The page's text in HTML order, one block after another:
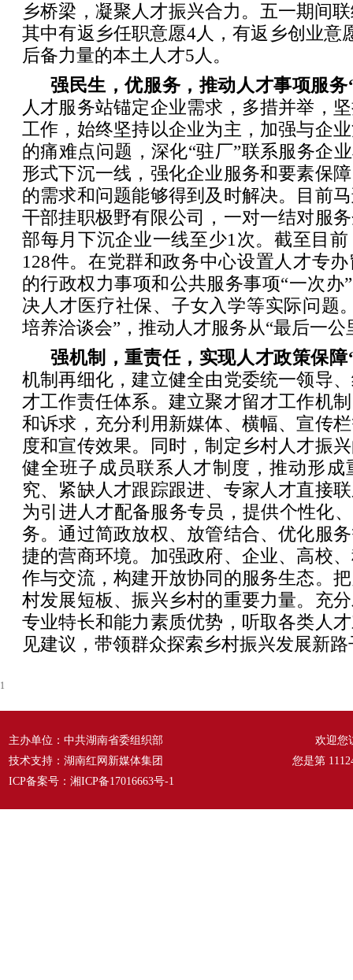
乡桥梁，凝聚人才振兴合力。五一期间
其中有返乡任职意愿4人，有返乡创业意
后备力量的本土人才5人。
强民生，优服务，推动人才事项服
人才服务站锚定企业需求，多措并举，
工作，始终坚持以企业为主，加强与企
的痛难点问题，深化“驻厂”联系服务企
形式下沉一线，强化企业服务和要素保
的需求和问题能够得到及时解决。目前
干部挂职极野有限公司，一对一结对服
部每月下沉企业一线至少1次。截至目
128件。在党群和政务中心设置人才专
的行政权力事项和公共服务事项“一次办
决人才医疗社保、子女入学等实际问题
培养洽谈会”，推动人才服务从“最后一公
强机制，重责任，实现人才政策保
机制再细化，建立健全由党委统一领导
才工作责任体系。建立聚才留才工作机
和诉求，充分利用新媒体、横幅、宣传
度和宣传效果。同时，制定乡村人才振
健全班子成员联系人才制度，推动形成
究、紧缺人才跟踪跟进、专家人才直接
为引进人才配备服务专员，提供个性化
务。通过简政放权、放管结合、优化服
捷的营商环境。加强政府、企业、高校
作与交流，构建开放协同的服务生态。
村发展短板、振兴乡村的重要力量。充
专业特长和能力素质优势，听取各类人
见建议，带领群众探索乡村振兴发展新路
1
主办单位：中共湖南省委组织部
技术支持：湖南红网新媒体集团
ICP备案号： 湘ICP备17016663号-1
欢迎您
您是第